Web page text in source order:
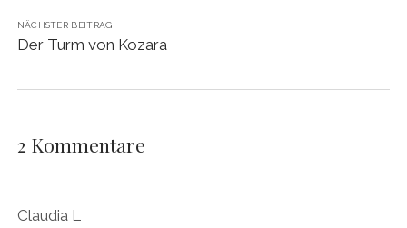
NÄCHSTER BEITRAG
Der Turm von Kozara
2 Kommentare
Claudia L